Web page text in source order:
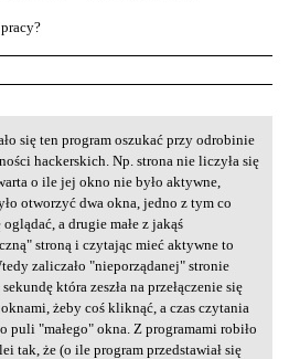
się ten program
się ten program oszukać przy odrobinie
hackerskich. Np. strona nie liczyła się
o ile jej okno nie było aktywne,
otworzyć dwa okna, jedno z tym co
oglądać, a drugie małe z jakąś
stroną i czytając mieć aktywne to
zaliczało "nieporządanej" stronie
która zeszła na przełączenie się
żeby coś kliknąć, a czas czytania
puli "małego" okna. Z programami robiło
tak, że (o ile program przedstawiał się